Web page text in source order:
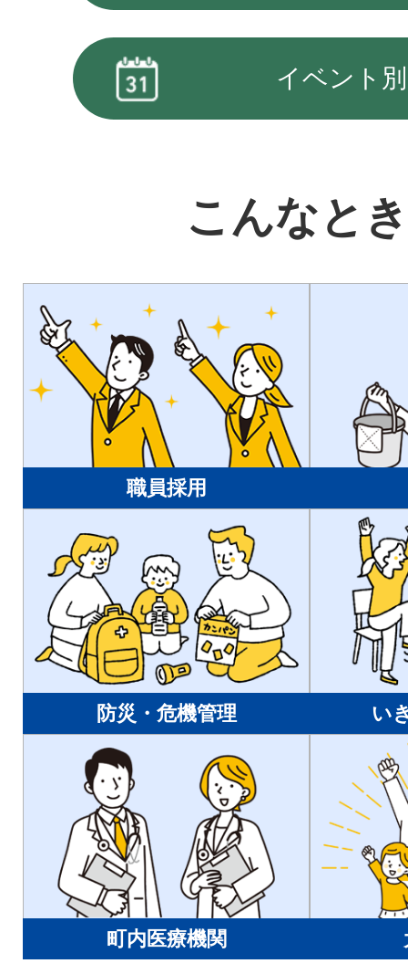
イベント別
こんなと
職員採用
防災・危機管理 い
町内医療機関